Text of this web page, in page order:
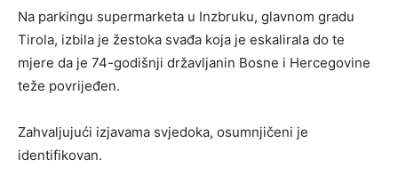
Na parkingu supermarketa u Inzbruku, glavnom gradu
Tirola, izbila je žestoka svađa koja je eskalirala do te
mjere da je 74-godišnji državljanin Bosne i Hercegovine
teže povrijeđen.
Zahvaljujući izjavama svjedoka, osumnjičeni je
identifikovan.